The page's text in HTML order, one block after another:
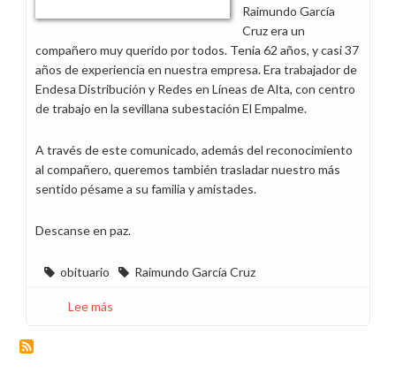
Raimundo García
Cruz era un
compañero muy querido por todos. Tenía 62 años, y casi 37
años de experiencia en nuestra empresa. Era trabajador de
Endesa Distribución y Redes en Líneas de Alta, con centro
de trabajo en la sevillana subestación El Empalme.
A través de este comunicado, además del reconocimiento
al compañero, queremos también trasladar nuestro más
sentido pésame a su familia y amistades.
Descanse en paz.
obituario Raimundo García Cruz
Lee más